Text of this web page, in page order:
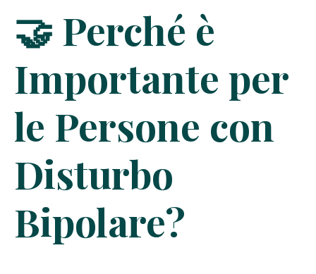
🤝 Perché è
Importante per
le Persone con
Disturbo
Bipolare?